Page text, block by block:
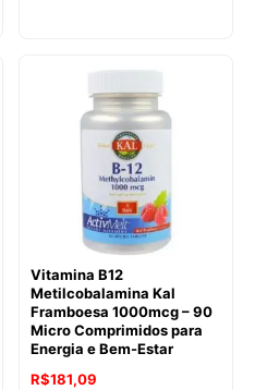
Vitamina B12
Metilcobalamina Kal
Framboesa 1000mcg – 90
Micro Comprimidos para
Energia e Bem-Estar
R$181,09